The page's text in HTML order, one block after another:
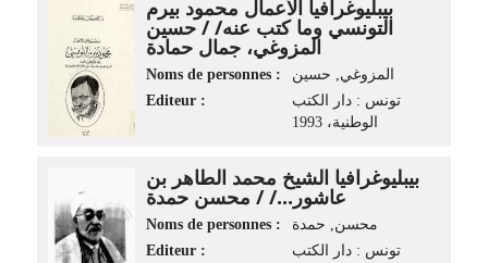
بيبليوغرافيا الأعمال محمود بيرم
التونسي وما كتب عنه/ / حسين
المزوغي، جمال حمادة
Noms de personnes :
المزوغي‏, ‏حسين‏
Editeur :
تونس : دار الكتب
الوطنية، 1993
بيبليوغرافيا الشيخ محمد الطاهر بن
عاشور.../ / محسن حمدة
Noms de personnes :
محسن, حمدة
Editeur :
تونس : دار الكتب